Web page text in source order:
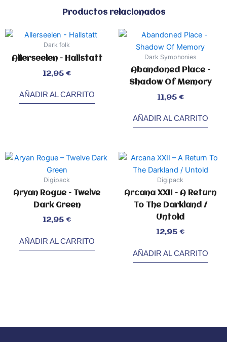
Productos relacionados
Dark folk
Allerseelen – Hallstatt
12,95 €
AÑADIR AL CARRITO
Dark Symphonies
Abandoned Place –
Shadow Of Memory
11,95 €
AÑADIR AL CARRITO
Digipack
Aryan Rogue – Twelve
Dark Green
12,95 €
AÑADIR AL CARRITO
Digipack
Arcana XXII – A Return
To The Darkland /
Untold
12,95 €
AÑADIR AL CARRITO